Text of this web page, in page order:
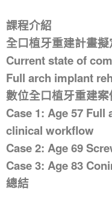
課程介紹
全口植牙重建計畫
Current state of
Full arch implant
數位全口植牙重建
Case 1: Age 57
clinical workflow
Case 2: Age 69
Case 3: Age 83
總結